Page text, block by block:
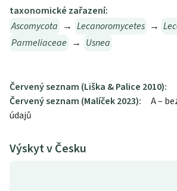
taxonomické zařazení:
Ascomycota → Lecanoromycetes →
Parmeliaceae → Usnea
Červený seznam (Liška & Palice 2010):
Červený seznam (Malíček 2023):
A –
údajů
Výskyt v Česku